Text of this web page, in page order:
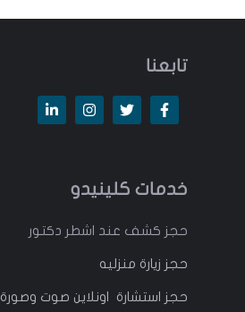
تابعنا
خدمات كلينيدو
حجز كشف عند اشطر دكتور
حجز زيارة منزليه
حجز استشارة اونلاين صوت وصورة